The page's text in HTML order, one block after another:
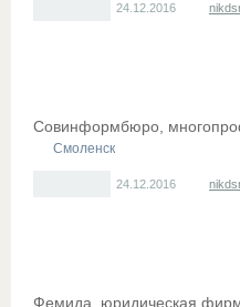
24.12.2016
Совинформбюро,
Смоленск
24.12.2016
Фемида, юридическая